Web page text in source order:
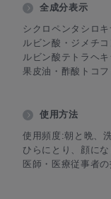
全成分表示
シクロペンタシロ
ルビン酸・ジメチ
ルビン酸テトラヘ
果皮油・酢酸トコ
使用方法
使用頻度:朝と晩、
ひらにとり、顔にな
医師・医療従事者